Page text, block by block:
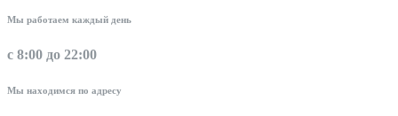
Мы работаем каждый день
с 8:00 до 22:00
Мы находимся по адресу